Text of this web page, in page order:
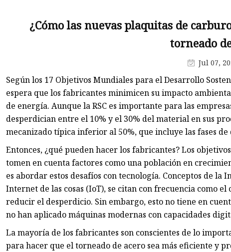
Bola de carburo de tungsteno
Pasadores de carburo de
Rollos de carburo de tungsteno
Placa de carburo de tungsteno
Yunques de carburo de tungsteno
¿Cómo las nuevas plaquitas de
torneado
Jul 07,
Según los 17 Objetivos Mundiales para el Desarrollo
espera que los fabricantes minimicen su impacto
de energía. Aunque la RSC es importante para las
desperdician entre el 10% y el 30% del material en sus
mecanizado típica inferior al 50%, que incluye las fases
Entonces, ¿qué pueden hacer los fabricantes? Los
tomen en cuenta factores como una población en
es abordar estos desafíos con tecnología. Conceptos de la
Internet de las cosas (IoT), se citan con frecuencia como
reducir el desperdicio. Sin embargo, esto no tiene en
no han aplicado máquinas modernas con capacidades
La mayoría de los fabricantes son conscientes de lo
para hacer que el torneado de acero sea más eficiente y